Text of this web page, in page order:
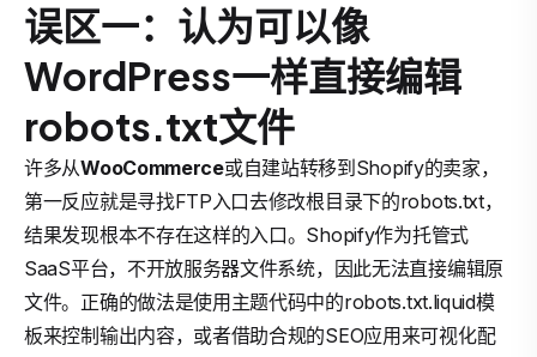
误区一：认为可以像
WordPress一样直接编辑
robots.txt文件
许多从WooCommerce或自建站转移到Shopify的卖家，
第一反应就是寻找FTP入口去修改根目录下的robots.txt，
结果发现根本不存在这样的入口。Shopify作为托管式
SaaS平台，不开放服务器文件系统，因此无法直接编辑原
文件。正确的做法是使用主题代码中的robots.txt.liquid模
板来控制输出内容，或者借助合规的SEO应用来可视化配